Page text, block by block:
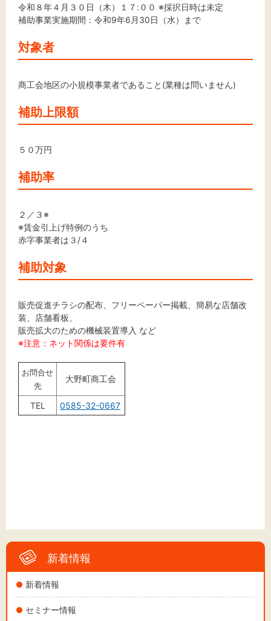
新着情報
新着情報
セミナー情報
令和８年４月３０日（木）１７:００ ※採択日時は未定
補助事業実施期間：令和9年6月30日（水）まで
対象者
商工会地区の小規模事業者であること(業種は問いません)
補助上限額
５０万円
補助率
２／３※
※賃金引上げ特例のうち
赤字事業者は３/４
補助対象
販売促進チラシの配布、フリーペーパー掲載、簡易な店舗改
装、店舗看板、
販売拡大のための機械装置導入 など
※注意：ネット関係は要件有
お問合せ
先
大野町商工会
TEL 0585-32-0667